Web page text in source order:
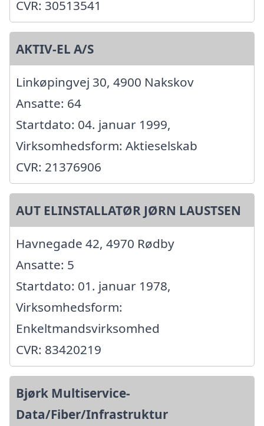
CVR: 30513541
AKTIV-EL A/S
Linkøpingvej 30, 4900 Nakskov
Ansatte: 64
Startdato: 04. januar 1999,
Virksomhedsform: Aktieselskab
CVR: 21376906
AUT ELINSTALLATØR JØRN LAUSTSEN
Havnegade 42, 4970 Rødby
Ansatte: 5
Startdato: 01. januar 1978,
Virksomhedsform:
Enkeltmandsvirksomhed
CVR: 83420219
Bjørk Multiservice-
Data/Fiber/Infrastruktur